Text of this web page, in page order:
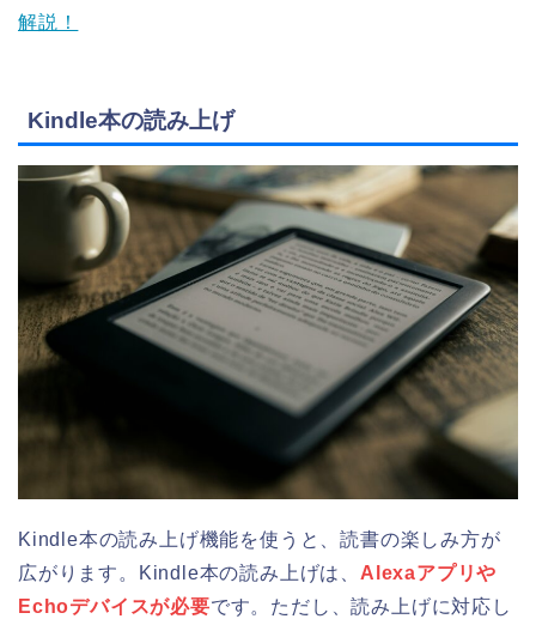
解説！
Kindle本の読み上げ
Kindle本の読み上げ機能を使うと、読書の楽しみ方が
広がります。Kindle本の読み上げは、 Alexaアプリや
Echoデバイスが必要です。ただし、読み上げに対応し